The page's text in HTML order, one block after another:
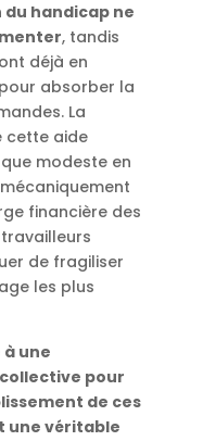
handicap ne
, tandis
déjà en
absorber la
La
cette aide
modeste en
financière des
de fragiliser
les plus
à une
pour
de ces
une véritable